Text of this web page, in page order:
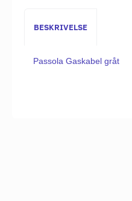
BESKRIVELSE
Passola Gaskabel gråt